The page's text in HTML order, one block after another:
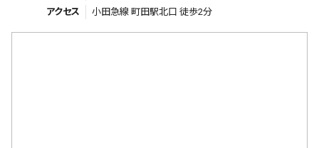
アクセス
小田急線 町田駅北口 徒歩2分